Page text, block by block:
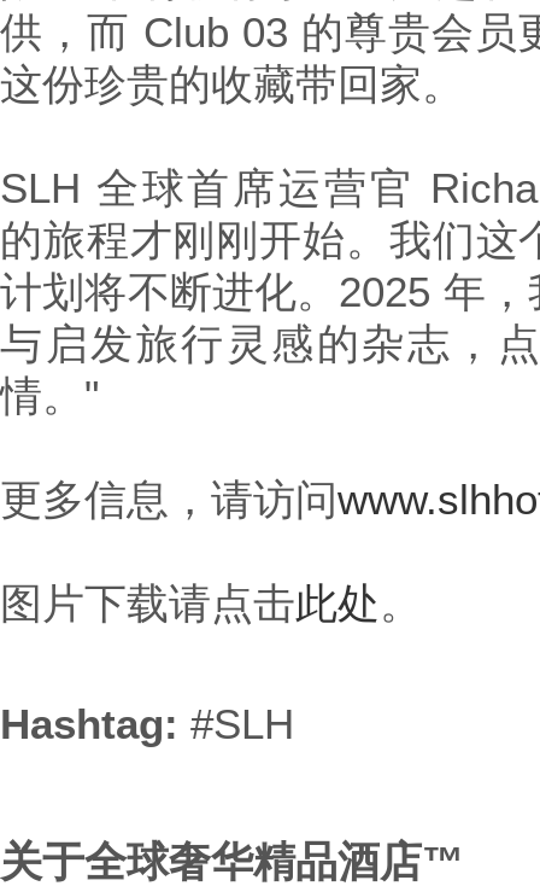
供，而 Club 03 的尊贵会员
这份珍贵的收藏带回家。
SLH 全球首席运营官
的旅程才刚刚开始。我们
计划将不断进化。2025 年
与启发旅行灵感的杂志，
情。"
更多信息，请访问
图片下载请点击此处。
Hashtag: #SLH
关于全球奢华精品酒店™